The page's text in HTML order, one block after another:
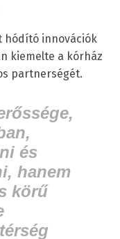
hódító innovációk
kiemelte a kórház
partnerségét.
és
hanem
körű